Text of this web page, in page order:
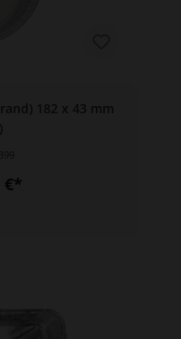
182 x 43 mm
€*